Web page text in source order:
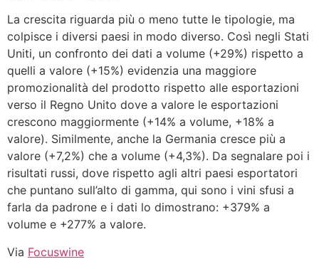
La crescita riguarda più o meno tutte le tipologie, ma
colpisce i diversi paesi in modo diverso. Così negli Stati
Uniti, un confronto dei dati a volume (+29%) rispetto a
quelli a valore (+15%) evidenzia una maggiore
promozionalità del prodotto rispetto alle esportazioni
verso il Regno Unito dove a valore le esportazioni
crescono maggiormente (+14% a volume, +18% a
valore). Similmente, anche la Germania cresce più a
valore (+7,2%) che a volume (+4,3%). Da segnalare poi i
risultati russi, dove rispetto agli altri paesi esportatori
che puntano sull’alto di gamma, qui sono i vini sfusi a
farla da padrone e i dati lo dimostrano: +379% a
volume e +277% a valore.
Via Focuswine